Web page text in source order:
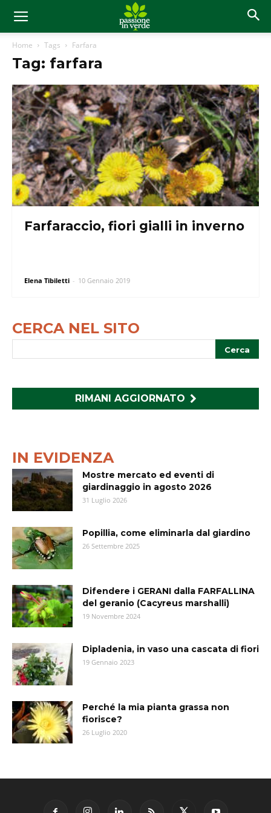
Home Tags Farfara
Tag: farfara
Farfaraccio, fiori gialli in inverno
Elena Tibiletti - 10 Gennaio 2019
CERCA NEL SITO
RIMANI AGGIORNATO
IN EVIDENZA
Mostre mercato ed eventi di
giardinaggio in agosto 2026
31 Luglio 2026
Popillia, come eliminarla dal giardino
26 Settembre 2025
Difendere i GERANI dalla FARFALLINA
del geranio (Cacyreus marshalli)
19 Novembre 2024
Dipladenia, in vaso una cascata di fiori
19 Gennaio 2023
Perché la mia pianta grassa non
fiorisce?
26 Luglio 2020